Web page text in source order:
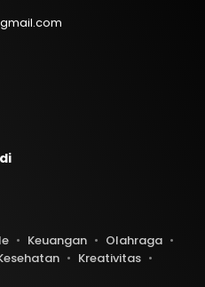
Keuangan
Olahraga
Kreativitas